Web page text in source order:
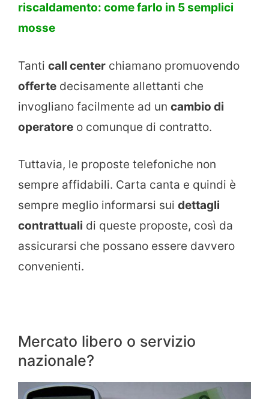
riscaldamento: come farlo in 5 semplici
mosse
Tanti call center chiamano promuovendo
offerte decisamente allettanti che
invogliano facilmente ad un cambio di
operatore o comunque di contratto.
Tuttavia, le proposte telefoniche non
sempre affidabili. Carta canta e quindi è
sempre meglio informarsi sui dettagli
contrattuali di queste proposte, così da
assicurarsi che possano essere davvero
convenienti.
Mercato libero o servizio
nazionale?